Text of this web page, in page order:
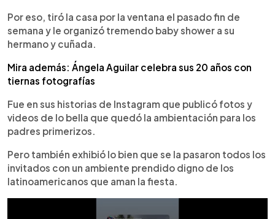
Por eso, tiró la casa por la ventana el pasado fin de
semana y le organizó tremendo baby shower a su
hermano y cuñada.
Mira además: Ángela Aguilar celebra sus 20 años con
tiernas fotografías
Fue en sus historias de Instagram que publicó fotos y
videos de lo bella que quedó la ambientación para los
padres primerizos.
Pero también exhibió lo bien que se la pasaron todos los
invitados con un ambiente prendido digno de los
latinoamericanos que aman la fiesta.